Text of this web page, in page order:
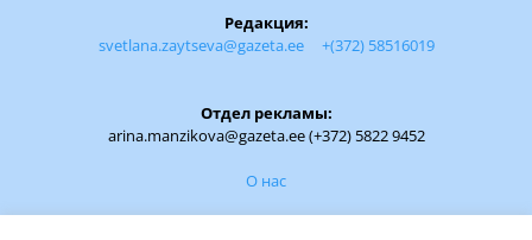
Редакция:
svetlana.zaytseva@gazeta.ee
+(372) 58516019
Отдел рекламы:
arina.manzikova@gazeta.ee (+372) 5822 9452
О нас